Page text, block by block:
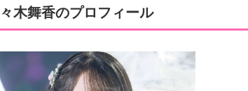
木舞香のプロフィール